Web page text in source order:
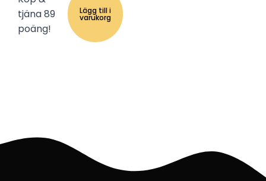
tjäna 89
poäng!
Lägg till i
varukorg